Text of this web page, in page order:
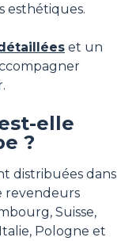
esthétiques.
et un
elle
?
distribuées dans
revendeurs
Suisse,
Pologne et